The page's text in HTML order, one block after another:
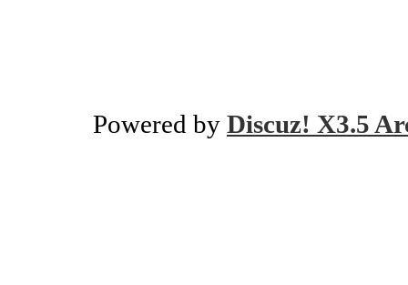
Powered by Discuz! X3.5